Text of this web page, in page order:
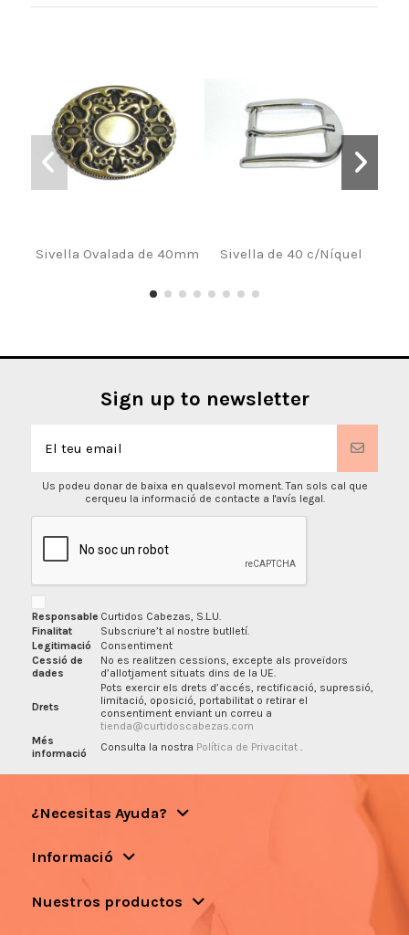
Sivella Ovalada de 40mm Sivella de 40 c/Níquel
Sign up to newsletter
Us podeu donar de baixa en qualsevol moment. Tan sols cal que
cerqueu la informació de contacte a l'avís legal.
Responsable Curtidos Cabezas, S.L.U.
Finalitat
Subscriure’t al nostre butlletí.
Legitimació
Consentiment
Cessió de
dades
No es realitzen cessions, excepte als proveïdors
d’allotjament situats dins de la UE.
Drets
Pots exercir els drets d’accés, rectificació, supressió,
limitació, oposició, portabilitat o retirar el
consentiment enviant un correu a
tienda@curtidoscabezas.com
Més
informació
Consulta la nostra Política de Privacitat
¿Necesitas Ayuda?
Informació
Nuestros productos